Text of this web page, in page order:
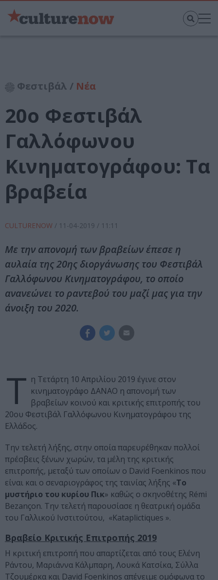
Φεστιβάλ / Νέα
20ο Φεστιβάλ
Γαλλόφωνου
Κινηματογράφου: Τα
βραβεία
CULTURENOW / 11-04-2019 / 11:11
Με την απονομή των βραβείων έπεσε η
αυλαία της 20ης διοργάνωσης του Φεστιβάλ
Γαλλόφωνου Κινηματογράφου, το οποίο
ανανεώνει το ραντεβού του μαζί μας για την
άνοιξη του 2020.
Τ η Τετάρτη 10 Απριλίου 2019 έγινε στον
κινηματογράφο ΔΑΝΑΟ η απονομή των
βραβείων κοινού και κριτικής επιτροπής του
20ου Φεστιβάλ Γαλλόφωνου Κινηματογράφου της
Ελλάδος.
Την τελετή λήξης, στην οποία παρευρέθηκαν πολλοί
πρέσβεις ξένων χωρών, τα μέλη της κριτικής
επιτροπής, μεταξύ των οποίων ο David Foenkinos που
είναι και ο σεναριογράφος της ταινίας λήξης «Το
μυστήριο του κυρίου Πικ» καθώς ο σκηνοθέτης Rémi
Bezançon. Την τελετή παρουσίασε η θεατρική ομάδα
του Γαλλικού Ινστιτούτου, «Kataplictiques ».
Bραβείο Κριτικής Επιτροπής 2019
H κριτική επιτροπή που απαρτίζεται από τους Ελένη
Ράντου, Μαριάννα Κάλμπαρη, Λουκά Κατσίκα, Σύλλα
Τζουμέρκα και David Foenkinos απένειμε ομόφωνα το